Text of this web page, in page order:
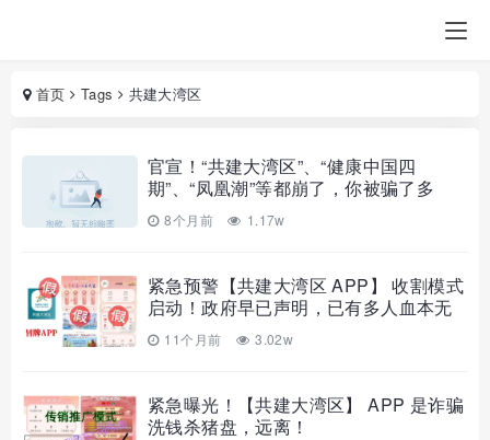
首页 Tags 共建大湾区
官宣！“共建大湾区”、“健康中国四
期”、“凤凰潮”等都崩了，你被骗了多
少？8个月前 1.17w
紧急预警【共建大湾区 APP】 收割模式
启动！政府早已声明，已有多人血本无
归！11个月前 3.02w
紧急曝光！【共建大湾区】 APP 是诈骗
洗钱杀猪盘，远离！